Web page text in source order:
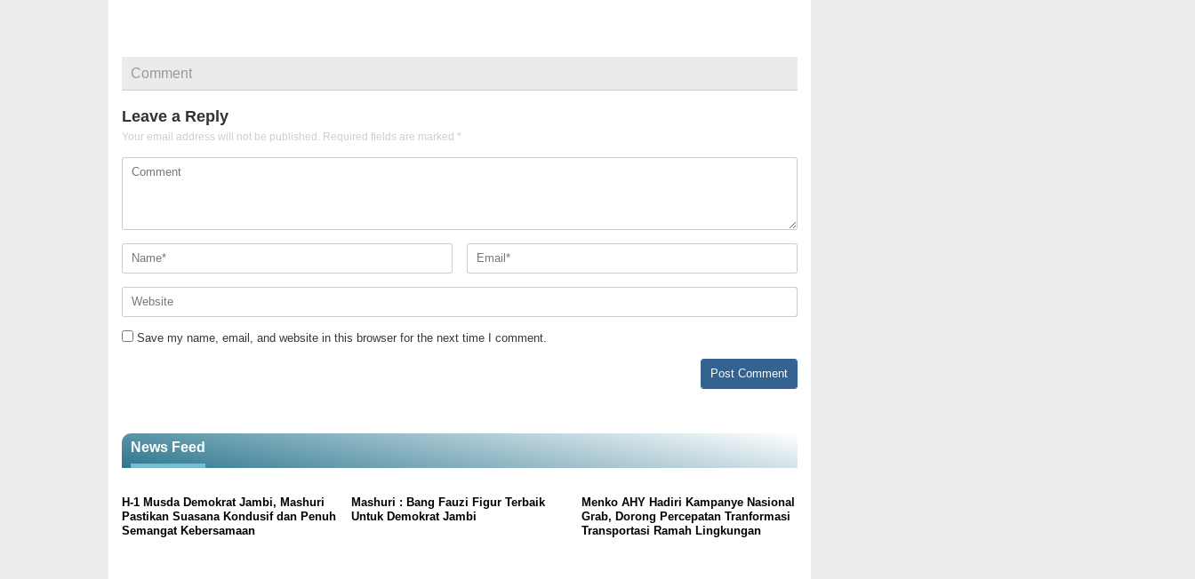
Comment
Leave a Reply
Your email address will not be published. Required fields are marked *
Save my name, email, and website in this browser for the next time I comment.
News Feed
H-1 Musda Demokrat Jambi, Mashuri
Pastikan Suasana Kondusif dan Penuh
Semangat Kebersamaan
Mashuri : Bang Fauzi Figur Terbaik
Untuk Demokrat Jambi
Menko AHY Hadiri Kampanye Nasional
Grab, Dorong Percepatan Tranformasi
Transportasi Ramah Lingkungan